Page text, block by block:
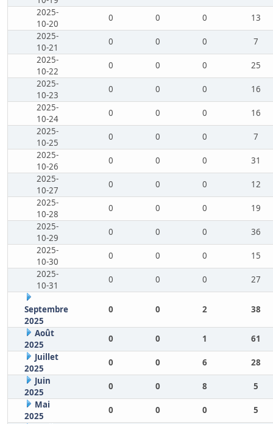
2025-
10-20
0 0 0
13
2025-
10-21
0 0 0
7
2025-
10-22
0 0 0
25
2025-
10-23
0 0 0
16
2025-
10-24
0 0 0
16
2025-
10-25
0 0 0
7
2025-
10-26
0 0 0
31
2025-
10-27
0 0 0
12
2025-
10-28
0 0 0
19
2025-
10-29
0 0 0
36
2025-
10-30
0 0 0
15
2025-
10-31
0 0 0 27
Septembre
2025
0 0 2 38
Août
2025
0 0 1
61
Juillet
2025
0 0 6
28
Juin
2025
0 0 8
5
Mai
2025
0 0 0
5